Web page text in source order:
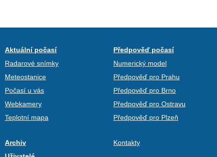
Aktuální počasí
Radarové snímky
Meteostanice
Počasí u vás
Webkamery
Teplotní mapa
Předpověď počasí
Numerický model
Předpověď pro Prahu
Předpověď pro Brno
Předpověď pro Ostravu
Předpověď pro Plzeň
Archiv
Kontakty